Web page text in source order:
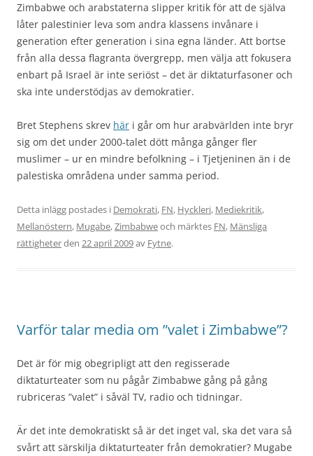
Zimbabwe och arabstaterna slipper kritik för att de själva
låter palestinier leva som andra klassens invånare i
generation efter generation i sina egna länder. Att bortse
från alla dessa flagranta övergrepp, men välja att fokusera
enbart på Israel är inte seriöst – det är diktaturfasoner och
ska inte understödjas av demokratier.
Bret Stephens skrev här i går om hur arabvärlden inte bryr
sig om det under 2000-talet dött många gånger fler
muslimer – ur en mindre befolkning – i Tjetjeninen än i de
palestiska områdena under samma period.
Detta inlägg postades i Demokrati, FN, Hyckleri, Mediekritik,
Mellanöstern, Mugabe,Zimbabweoch märktes FN, Mänsliga
rättigheterden 22 april 2009av Fytne.
Varför talar media om ”valet i Zimbabwe”?
Det är för mig obegripligt att den regisserade
diktaturteater som nu pågår Zimbabwe gång på gång
rubriceras ”valet” i såväl TV, radio och tidningar.
Är det inte demokratiskt så är det inget val, ska det vara så
svårt att särskilja diktaturteater från demokratier? Mugabe